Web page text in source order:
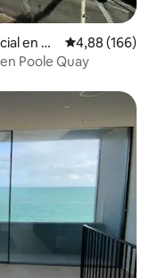
en Po
Calificación
4,88 (166)
Poole Quay